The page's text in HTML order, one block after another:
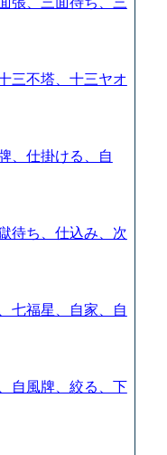
三不塔、十三ヤオ
、仕掛ける、自
待ち、仕込み、次
七福星、自家、自
自風牌、絞る、下